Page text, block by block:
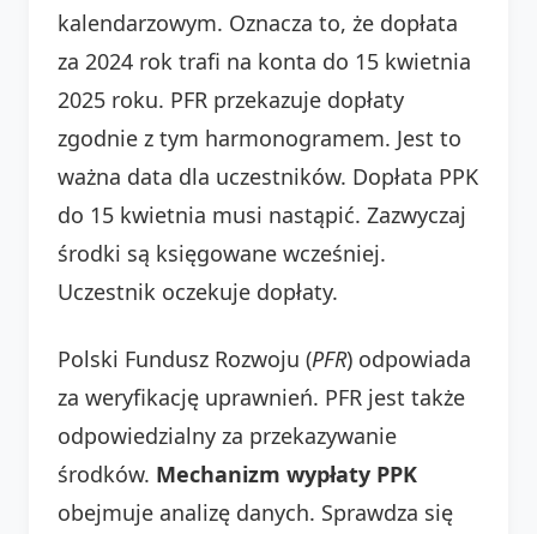
kalendarzowym. Oznacza to, że dopłata
za 2024 rok trafi na konta do 15 kwietnia
2025 roku. PFR przekazuje dopłaty
zgodnie z tym harmonogramem. Jest to
ważna data dla uczestników. Dopłata PPK
do 15 kwietnia musi nastąpić. Zazwyczaj
środki są księgowane wcześniej.
Uczestnik oczekuje dopłaty.
Polski Fundusz Rozwoju (PFR) odpowiada
za weryfikację uprawnień. PFR jest także
odpowiedzialny za przekazywanie
środków. Mechanizm wypłaty PPK
obejmuje analizę danych. Sprawdza się